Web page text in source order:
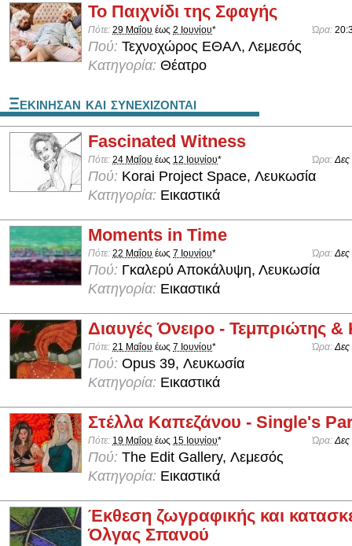
Το Παιχνίδι της Σφαγής
Πότε: 29 Μαΐου έως 2 Ιουνίου* Ώρα:
Πού: Τεχνοχώρος ΕΘΑΛ, Λεμεσός
Κατηγορία: Θέατρο
Ξεκινησαν και συνεχιζονται
Fascinated Witness
Πότε: 24 Μαΐου έως 12 Ιουνίου* Ώρα: Δες
Πού: Korai Project Space, Λευκωσία
Κατηγορία: Εικαστικά
Moments in Time
Πότε: 22 Μαΐου έως 7 Ιουνίου* Ώρα:Δες
Πού: Γκαλερύ Αποκάλυψη, Λευκωσία
Κατηγορία: Εικαστικά
Διαυγές Όνειρο - Τεμπριώτης
Πότε: 21 Μαΐου έως 7 Ιουνίου* Ώρα:Δες
Πού: Opus 39, Λευκωσία
Κατηγορία: Εικαστικά
Στέλλα Καπεζάνου - Single's
Πότε: 19 Μαΐου έως 15 Ιουνίου* Ώρα:Δες
Πού: The Edit Gallery, Λεμεσός
Κατηγορία: Εικαστικά
Έκθεση ζωγραφικής και
Όλγας Σπανού